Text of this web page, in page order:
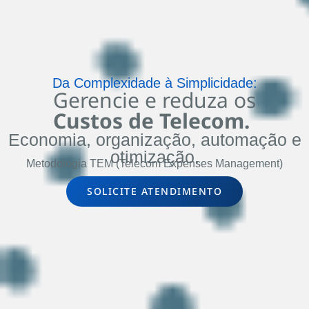
Da Complexidade à Simplicidade:
Gerencie e reduza os
Custos de Telecom.
Economia, organização, automação e
otimização.
Metodologia TEM (Telecom Expenses Management)
SOLICITE ATENDIMENTO